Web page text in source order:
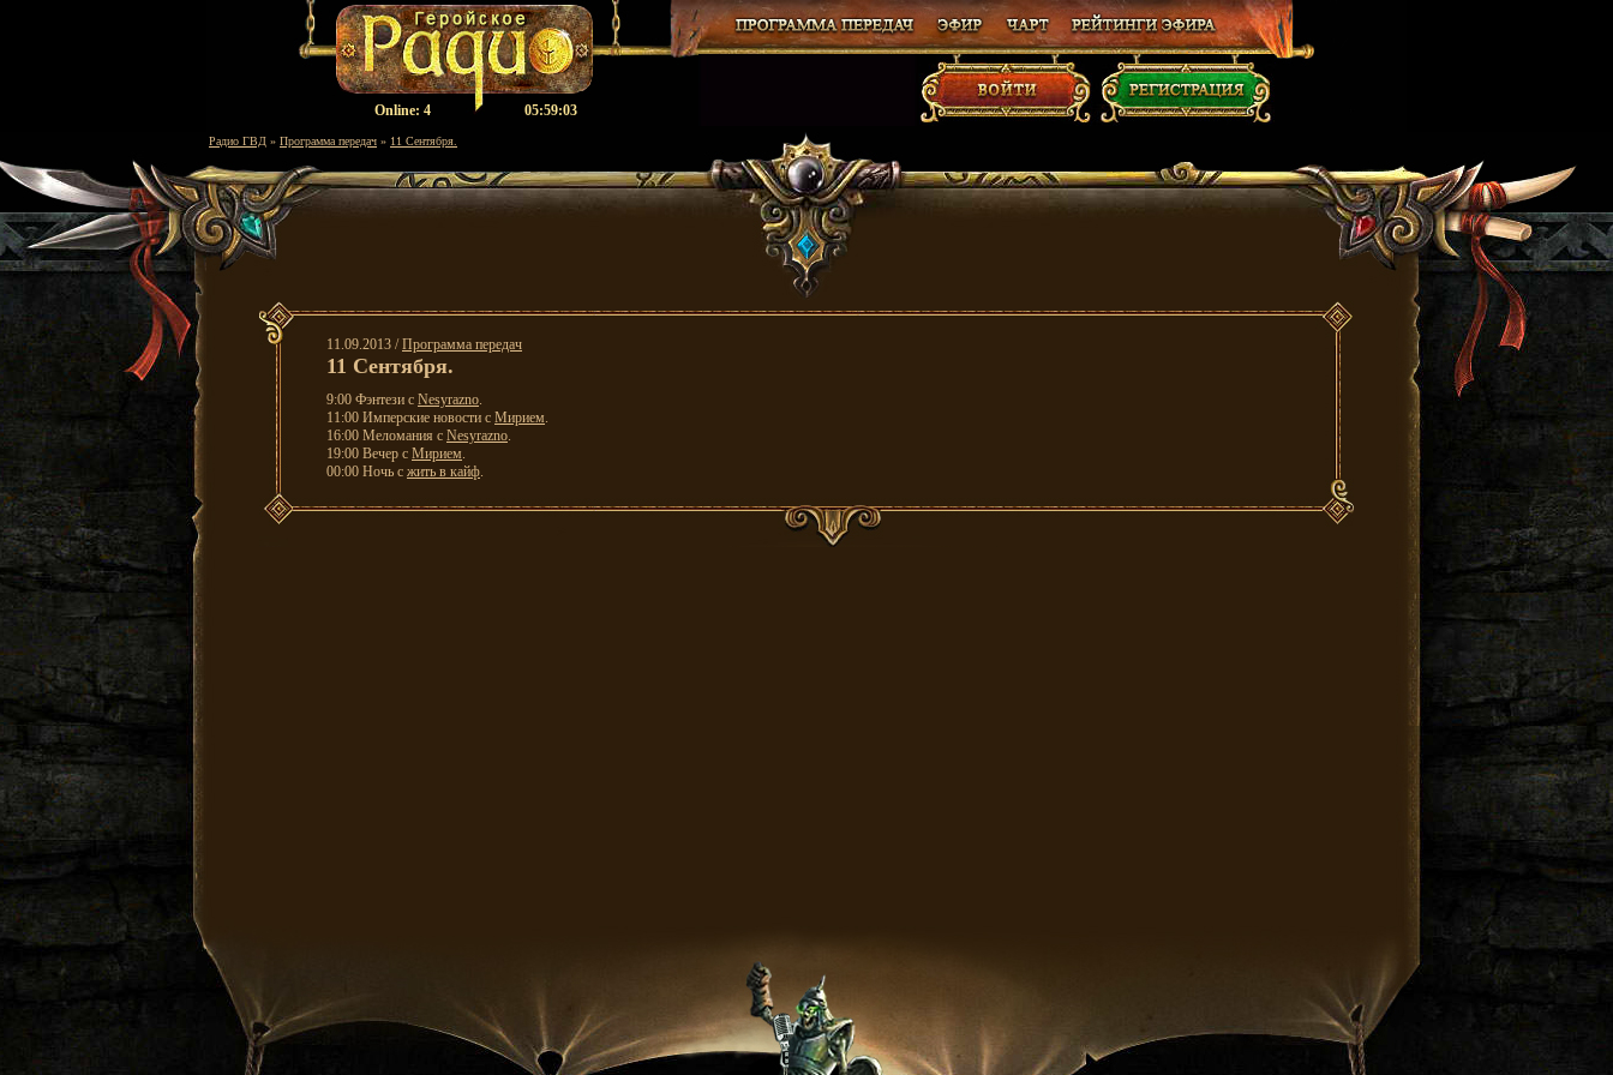
Оnline: 4 05:59:03
Радио ГВД » Программа передач » 11 Cентября.
11.09.2013 /Программа передач
11 Cентября.
9:00 Фэнтези с Nesyrazno.
11:00 Имперские новости с Мирием.
16:00 Меломания с Nesyrazno.
19:00 Вечер с Мирием.
00:00 Ночь с жить в кайф.